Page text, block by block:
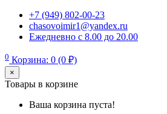
+7 (949) 802-00-23
chasovoimir1@yandex.ru
Ежедневно с 8.00 до 20.00
0 Корзина: 0 (0 ₽)
×
Товары в корзине
Ваша корзина пуста!